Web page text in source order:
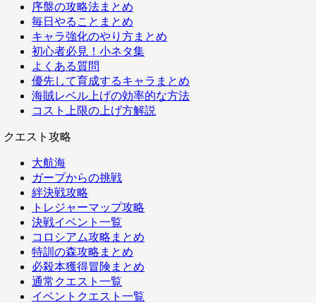
序盤の攻略法まとめ
毎日やることまとめ
キャラ強化のやり方まとめ
初心者必見！小ネタ集
よくある質問
優先して育成するキャラまとめ
海賊レベル上げの効率的な方法
コスト上限の上げ方解説
クエスト攻略
大航海
ガープからの挑戦
絆決戦攻略
トレジャーマップ攻略
決戦イベント一覧
コロシアム攻略まとめ
特訓の森攻略まとめ
必殺本獲得冒険まとめ
通常クエスト一覧
イベントクエスト一覧